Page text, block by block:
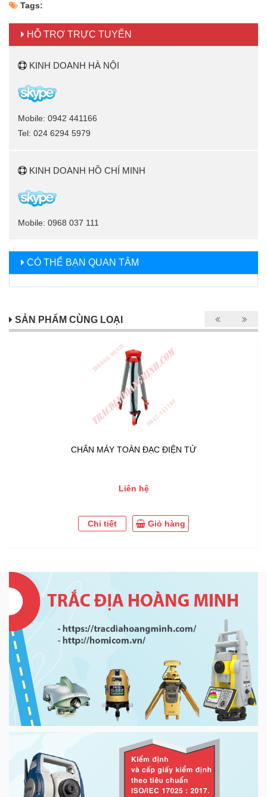
Tags:
HỖ TRỢ TRỰC TUYẾN
KINH DOANH HÀ NỘI
Mobile: 0942 441166
Tel: 024 6294 5979
KINH DOANH HỒ CHÍ MINH
Mobile: 0968 037 111
CÓ THỂ BẠN QUAN TÂM
SẢN PHẨM CÙNG LOẠI
CHÂN MÁY TOÀN ĐẠC ĐIỆN TỬ
Liên hệ
Chi tiết Giỏ hàng